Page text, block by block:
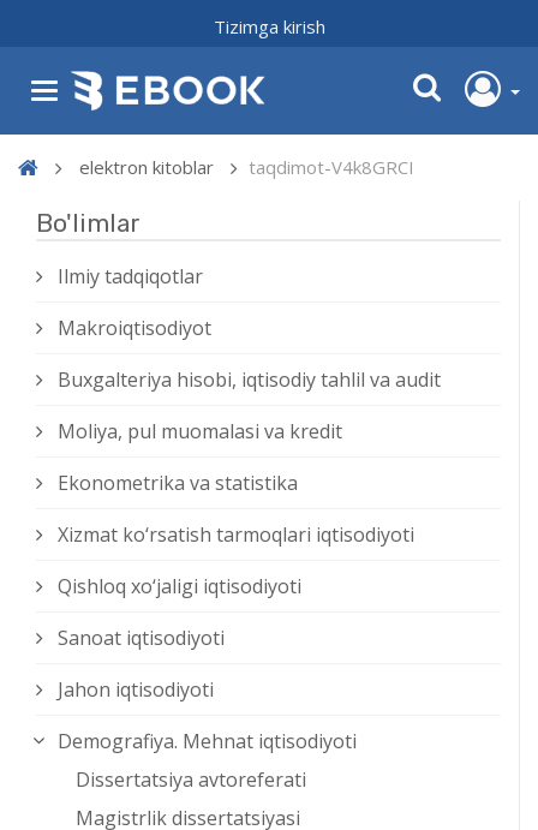
Tizimga kirish
elektron kitoblar taqdimot-V4k8GRCI
Bo'limlar
Ilmiy tadqiqotlar
Makroiqtisodiyot
Buxgalteriya hisobi, iqtisodiy tahlil va audit
Moliya, pul muomalasi va kredit
Ekonometrika va statistika
Xizmat kо‘rsatish tarmoqlari iqtisodiyoti
Qishloq xо‘jaligi iqtisodiyoti
Sanoat iqtisodiyoti
Jahon iqtisodiyoti
Demografiya. Mehnat iqtisodiyoti
Dissertatsiya avtoreferati
Magistrlik dissertatsiyasi